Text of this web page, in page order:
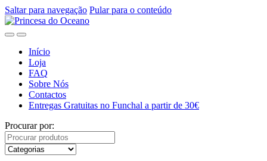
Saltar para navegação Pular para o conteúdo
Início
Loja
FAQ
Sobre Nós
Contactos
Entregas Gratuitas no Funchal a partir de 30€
Procurar por: